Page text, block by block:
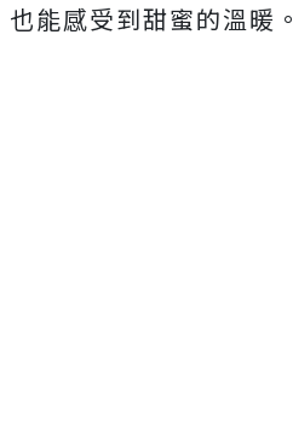
也能感受到甜蜜的溫暖。